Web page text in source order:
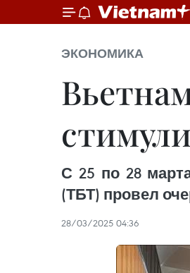
ЭКОНОМИКА
С 25 по 28
(ТБТ) провел
28/03/2025 04:36